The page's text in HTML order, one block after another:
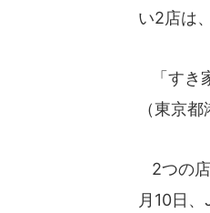
い2店は
「すき
（東京
2つの
月10日